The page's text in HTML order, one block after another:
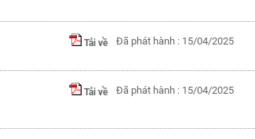
Tải về Đã phát hành : 15/04/2025
Tải về Đã phát hành : 15/04/2025